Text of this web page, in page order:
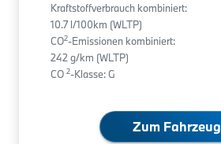
Kraftstoffverbrauch kombiniert:
10.7 l/100km (WLTP)
CO2-Emissionen kombiniert:
242 g/km (WLTP)
CO 2-Klasse: G
Zum Fahrzeug